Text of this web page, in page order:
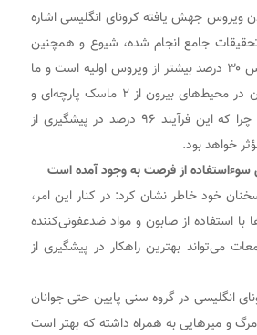
ویروس جهش یافته کرونای انگلیسی اشاره
جامع انجام شده، شیوع و همچنین
خطرناک بودن این ویروس ۳۰ درصد بیشتر از ویروس اولیه است و ما
توصیه می‌کنیم هموطنان در محیط‌های بیرون از ۲ ماسک پارچه‌ای و
سه لایحه استفاده کنند چرا که این فرآیند ۹۶ درصد در پیشگیری از
خواهد بود.
سوءاستفاده از فرصت به وجود آمده است
خود خاطر نشان کرد: در کنار این امر،
از صابون و مواد ضدعفونی‌کننده
می‌تواند بهترین راهکار در پیشگیری از
انگلیسی در گروه سنی پایین حتی جوانان
و میرهایی به همراه داشته که بهتر است